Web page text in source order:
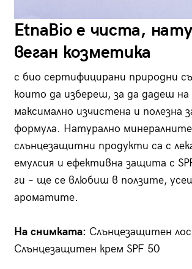
EtnaBio е чиста,
веган козметика
с био сертифицирани природни
които да избереш, за да дадеш
максимално изчистена и полезна
формула. Натурално
слънцезащитни продукти са с
емулсия и ефективна защита с
ги – ще се влюбиш в ползите,
ароматите.
На снимката: Слънцезащитен
Слънцезащитен крем SPF 50